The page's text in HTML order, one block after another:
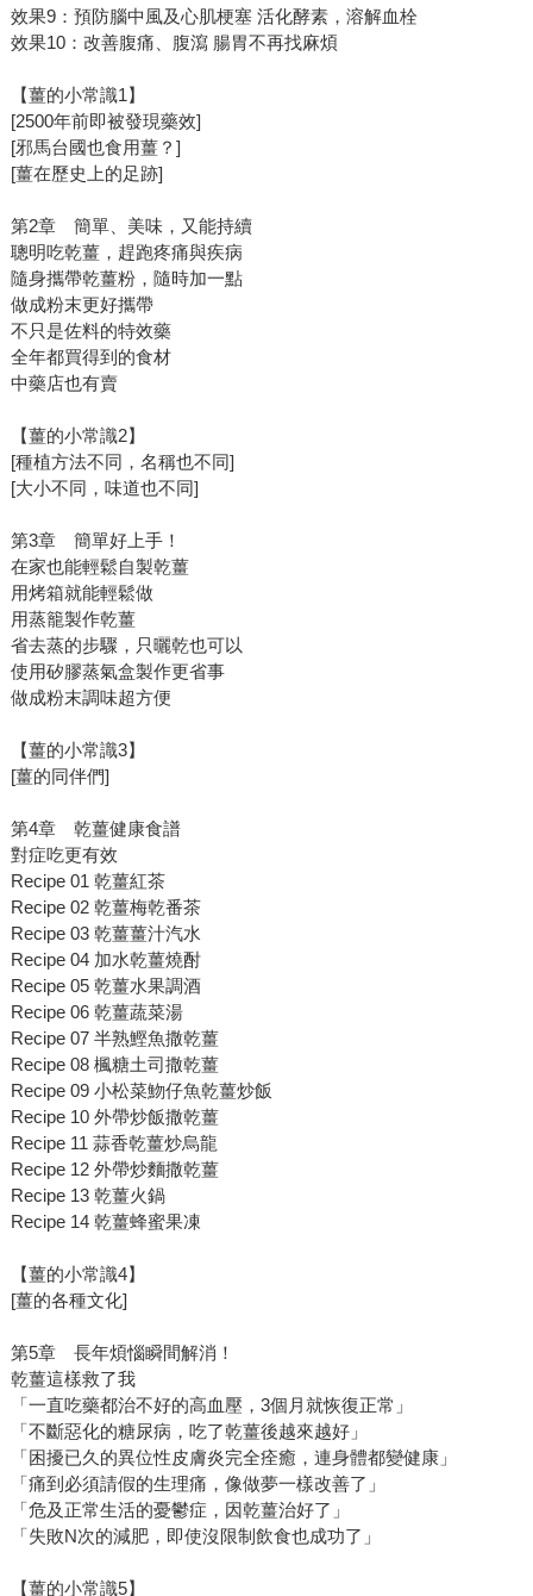
效果9：預防腦中風及心肌梗塞 活化酵素，溶解血栓
效果10：改善腹痛、腹瀉 腸胃不再找麻煩
【薑的小常識1】
[2500年前即被發現藥效]
[邪馬台國也食用薑？]
[薑在歷史上的足跡]
第2章 簡單、美味，又能持續
聰明吃乾薑，趕跑疼痛與疾病
隨身攜帶乾薑粉，隨時加一點
做成粉末更好攜帶
不只是佐料的特效藥
全年都買得到的食材
中藥店也有賣
【薑的小常識2】
[種植方法不同，名稱也不同]
[大小不同，味道也不同]
第3章 簡單好上手！
在家也能輕鬆自製乾薑
用烤箱就能輕鬆做
用蒸籠製作乾薑
省去蒸的步驟，只曬乾也可以
使用矽膠蒸氣盒製作更省事
做成粉末調味超方便
【薑的小常識3】
[薑的同伴們]
第4章 乾薑健康食譜
對症吃更有效
Recipe 01 乾薑紅茶
Recipe 02 乾薑梅乾番茶
Recipe 03 乾薑薑汁汽水
Recipe 04 加水乾薑燒酎
Recipe 05 乾薑水果調酒
Recipe 06 乾薑蔬菜湯
Recipe 07 半熟鰹魚撒乾薑
Recipe 08 楓糖土司撒乾薑
Recipe 09 小松菜魩仔魚乾薑炒飯
Recipe 10 外帶炒飯撒乾薑
Recipe 11 蒜香乾薑炒烏龍
Recipe 12 外帶炒麵撒乾薑
Recipe 13 乾薑火鍋
Recipe 14 乾薑蜂蜜果凍
【薑的小常識4】
[薑的各種文化]
第5章 長年煩惱瞬間解消！
乾薑這樣救了我
「一直吃藥都治不好的高血壓，3個月就恢復正常」
「不斷惡化的糖尿病，吃了乾薑後越來越好」
「困擾已久的異位性皮膚炎完全痊癒，連身體都變健康」
「痛到必須請假的生理痛，像做夢一樣改善了」
「危及正常生活的憂鬱症，因乾薑治好了」
「失敗N次的減肥，即使沒限制飲食也成功了」
【薑的小常識5】